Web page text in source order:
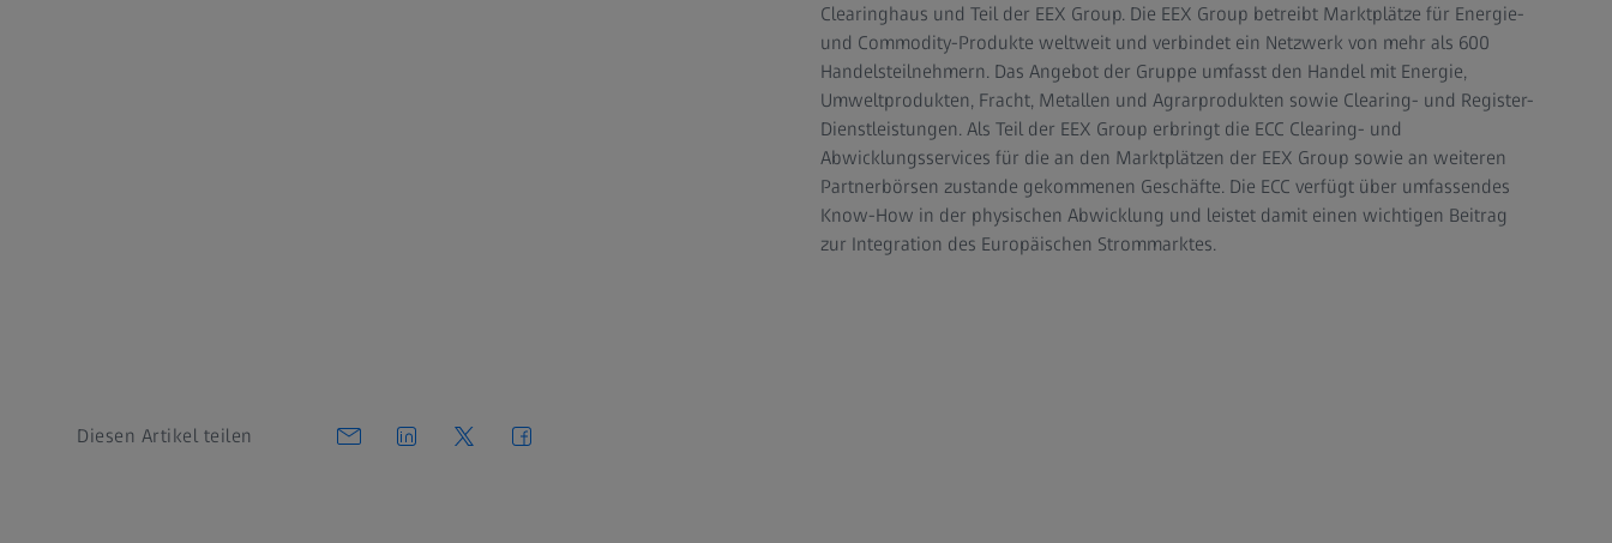
Clearinghaus und Teil der EEX Group. Die EEX Group betreibt Marktplätze für Energie-
und Commodity-Produkte weltweit und verbindet ein Netzwerk von mehr als 600
Handelsteilnehmern. Das Angebot der Gruppe umfasst den Handel mit Energie,
Umweltprodukten, Fracht, Metallen und Agrarprodukten sowie Clearing- und Register-
Dienstleistungen. Als Teil der EEX Group erbringt die ECC Clearing- und
Abwicklungsservices für die an den Marktplätzen der EEX Group sowie an weiteren
Partnerbörsen zustande gekommenen Geschäfte. Die ECC verfügt über umfassendes
Know-How in der physischen Abwicklung und leistet damit einen wichtigen Beitrag
zur Integration des Europäischen Strommarktes.
Diesen Artikel teilen